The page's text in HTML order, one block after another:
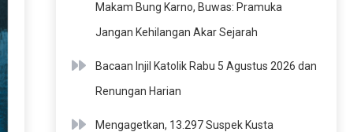
Makam Bung Karno, Buwas: Pramuka
Jangan Kehilangan Akar Sejarah
Bacaan Injil Katolik Rabu 5 Agustus 2026 dan
Renungan Harian
Mengagetkan, 13.297 Suspek Kusta